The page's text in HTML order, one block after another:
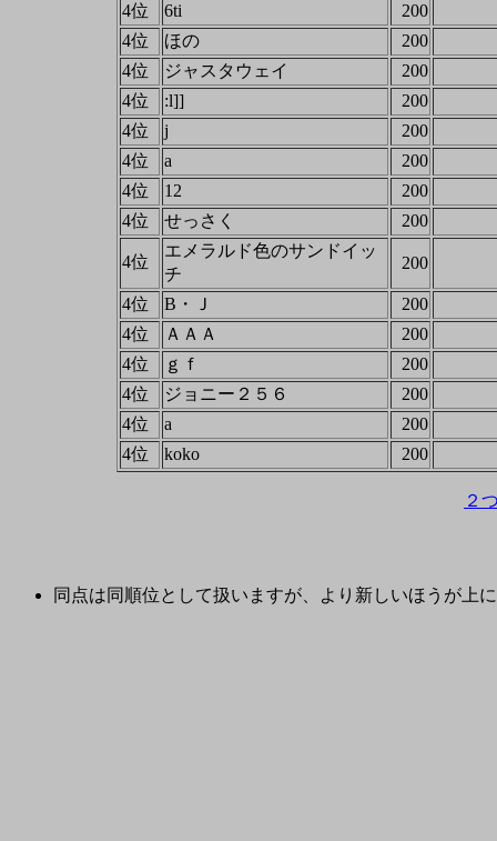
4位
6ti
200
4位
ほの
200
4位
ジャスタウェイ
200
4位
:l]]
200
4位
j
200
4位
a
200
4位
12
200
4位
せっさく 200
4位
エメラルド色のサンドイッ
チ
200
4位 B・Ｊ
200
4位
ＡＡＡ
200
4位
ｇｆ
200
4位
ジョニー２５６
200
4位
a
200
4位
koko 200
２
同点は同順位として扱いますが、より新しいほうが上